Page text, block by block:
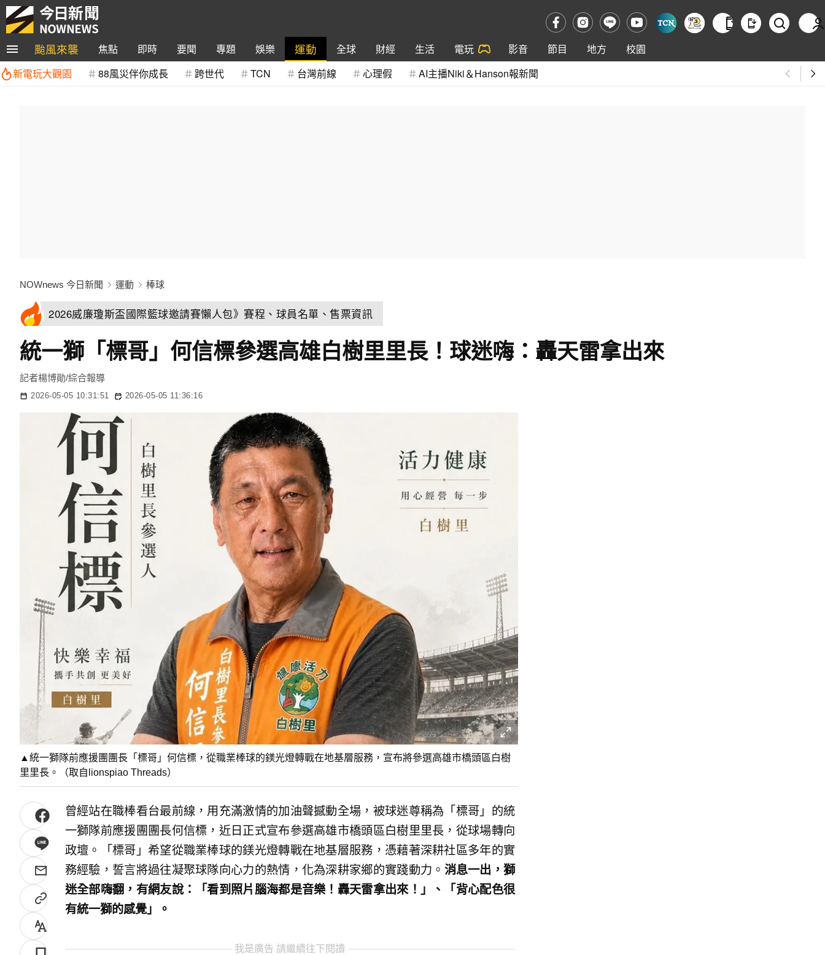
颱風來襲 焦點 即時 要聞 專題 娛樂 運動 全球 財經 生活 電玩 影音 節目 地方
校園
新電玩大觀園
88風災伴你成長 跨世代 TCN 台灣前線 心理假 AI主播Niki＆Hanson報新聞
NOWnews 今日新聞 運動 棒球
2026威廉瓊斯盃國際籃球邀請賽懶人包》賽程、球員名單、售票資訊
統一獅「標哥」何信標參選高雄白樹里里長！球迷嗨：轟天雷拿出來
記者楊博勛/綜合報導
2026-05-05 10:31:51 2026-05-05 11:36:16
▲統一獅隊前應援團團長「標哥」何信標，從職業棒球的鎂光燈轉戰在地基層服務，宣布將參選高雄市橋頭區白樹
里里長。（取自lionspiao Threads）
曾經站在職棒看台最前線，用充滿激情的加油聲撼動全場，被球迷尊稱為「標哥」的統
一獅隊前應援團團長何信標，近日正式宣布參選高雄市橋頭區白樹里里長，從球場轉向
政壇。「標哥」希望從職業棒球的鎂光燈轉戰在地基層服務，憑藉著深耕社區多年的實
務經驗，誓言將過往凝聚球隊向心力的熱情，化為深耕家鄉的實踐動力。 消息一出，獅
迷全部嗨翻，有網友說：「看到照片腦海都是音樂！轟天雷拿出來！」、「背心配色很
有統一獅的感覺」。
我是廣告 請繼續往下閱讀